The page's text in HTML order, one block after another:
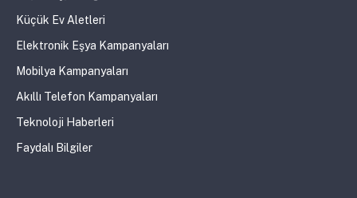
Küçük Ev Aletleri
Elektronik Eşya Kampanyaları
Mobilya Kampanyaları
Akıllı Telefon Kampanyaları
Teknoloji Haberleri
Faydalı Bilgiler